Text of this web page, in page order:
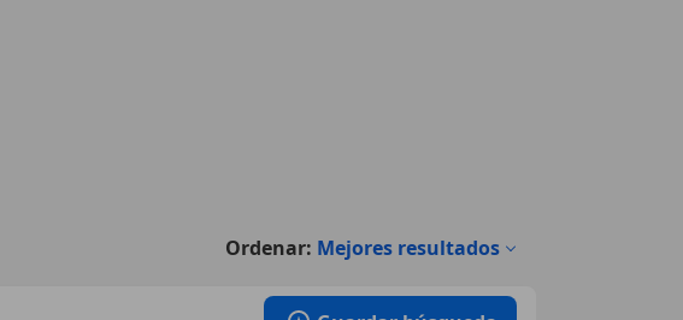
Ordenar: Mejores resultados